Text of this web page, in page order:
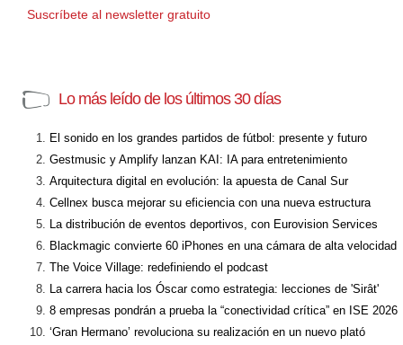
Suscríbete al newsletter gratuito
Lo más leído de los últimos 30 días
El sonido en los grandes partidos de fútbol: presente y futuro
Gestmusic y Amplify lanzan KAI: IA para entretenimiento
Arquitectura digital en evolución: la apuesta de Canal Sur
Cellnex busca mejorar su eficiencia con una nueva estructura
La distribución de eventos deportivos, con Eurovision Services
Blackmagic convierte 60 iPhones en una cámara de alta velocidad
The Voice Village: redefiniendo el podcast
La carrera hacia los Óscar como estrategia: lecciones de 'Sirât'
8 empresas pondrán a prueba la “conectividad crítica” en ISE 2026
‘Gran Hermano’ revoluciona su realización en un nuevo plató